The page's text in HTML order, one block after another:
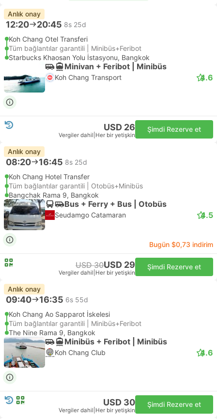
Anlık onay
12:20 20:45 8s 25d
Koh Chang Otel Transferi
Tüm bağlantılar garantili | Minibüs+Feribot
Starbucks Khaosan Yolu İstasyonu, Bangkok
Minivan + Feribot | Minibüs
Koh Chang Transport 4.6
USD 26
Vergiler dahil Her bir yetişkin
Şimdi Rezerve et
Anlık onay
08:20 16:45 8s 25d
Koh Chang Hotel Transfer
Tüm bağlantılar garantili | Otobüs+Minibüs
Bangchak Rama 9, Bangkok
Bus + Ferry + Bus | Otobüs
Seudamgo Catamaran 4.5
Bugün $0,73 indirim
USD 30USD 29
Vergiler dahil Her bir yetişkin
Şimdi Rezerve et
Anlık onay
09:40 16:35 6s 55d
Koh Chang Ao Sapparot İskelesi
Tüm bağlantılar garantili | Minibüs+Feribot
The Nine Rama 9, Bangkok
Minibüs + Feribot | Minibüs
Koh Chang Club 4.6
USD 30
Vergiler dahil Her bir yetişkin
Şimdi Rezerve et